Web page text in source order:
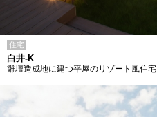
住宅
白井-K
雛壇造成地に建つ平屋のリゾート風住宅